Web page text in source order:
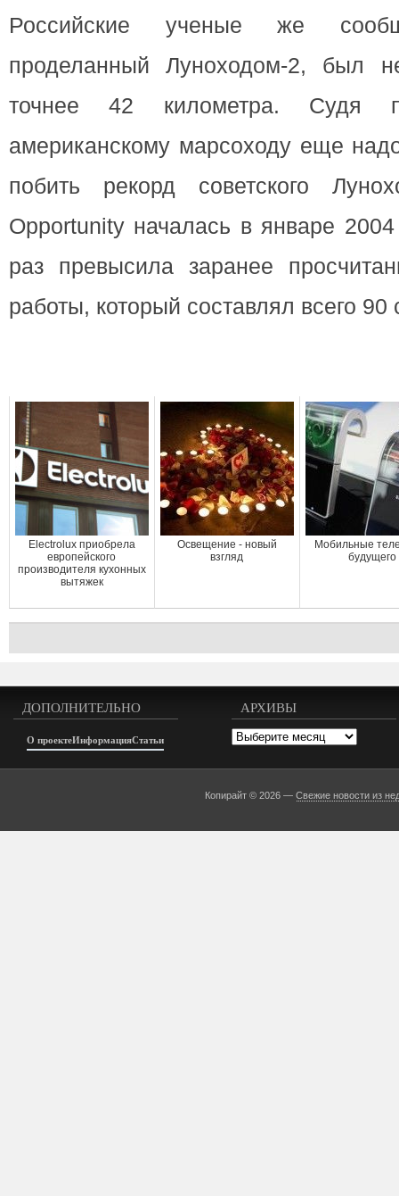
Российские ученые же
проделанный Луноходом-2, был
точнее 42 километра. Судя
американскому марсоходу еще
побить рекорд советского
Opportunity началась в январе
раз превысила заранее
работы, который составлял всего 90
Electrolux приобрела
европейского
производителя кухонных
вытяжек
Освещение - новый
взгляд
Мобильные
будущего
ДОПОЛНИТЕЛЬНО
О проектеИнформацияСтатьи
АРХИВЫ
Архивы
Копирайт © 2026 —Свежие новости из